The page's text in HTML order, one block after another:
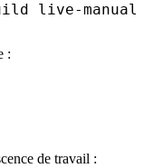
live-
:
de travail :